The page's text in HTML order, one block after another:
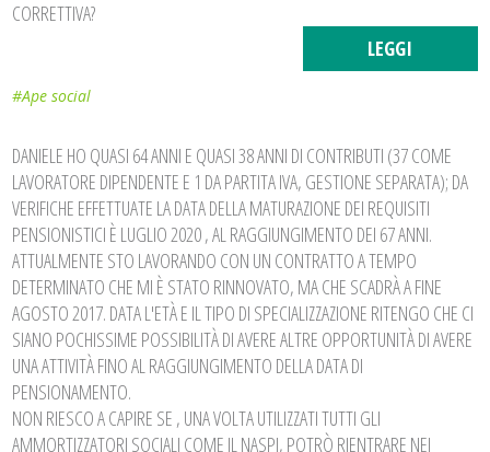
CORRETTIVA?
LEGGI
#Ape social
DANIELE HO QUASI 64 ANNI E QUASI 38 ANNI DI CONTRIBUTI (37 COME
LAVORATORE DIPENDENTE E 1 DA PARTITA IVA, GESTIONE SEPARATA); DA
VERIFICHE EFFETTUATE LA DATA DELLA MATURAZIONE DEI REQUISITI
PENSIONISTICI È LUGLIO 2020 , AL RAGGIUNGIMENTO DEI 67 ANNI.
ATTUALMENTE STO LAVORANDO CON UN CONTRATTO A TEMPO
DETERMINATO CHE MI È STATO RINNOVATO, MA CHE SCADRÀ A FINE
AGOSTO 2017. DATA L'ETÀ E IL TIPO DI SPECIALIZZAZIONE RITENGO CHE CI
SIANO POCHISSIME POSSIBILITÀ DI AVERE ALTRE OPPORTUNITÀ DI AVERE
UNA ATTIVITÀ FINO AL RAGGIUNGIMENTO DELLA DATA DI
PENSIONAMENTO.
NON RIESCO A CAPIRE SE , UNA VOLTA UTILIZZATI TUTTI GLI
AMMORTIZZATORI SOCIALI COME IL NASPI, POTRÒ RIENTRARE NEI